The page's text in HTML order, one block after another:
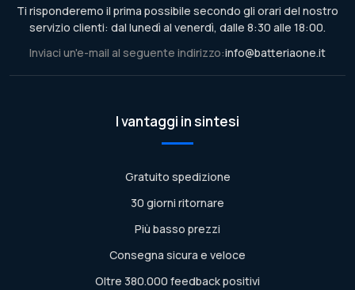
Ti risponderemo il prima possibile secondo gli orari del nostro
servizio clienti: dal lunedì al venerdì, dalle 8:30 alle 18:00.
Inviaci un'e-mail al seguente indirizzo:info@batteriaone.it
I vantaggi in sintesi
Gratuito spedizione
30 giorni ritornare
Più basso prezzi
Consegna sicura e veloce
Oltre 380.000 feedback positivi